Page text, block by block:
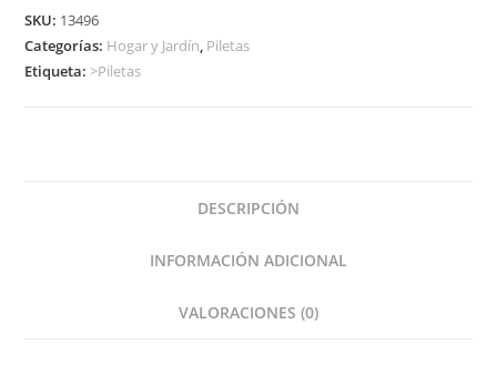
SKU: 13496
Categorías: Hogar y Jardín, Piletas
Etiqueta:>Piletas
DESCRIPCIÓN
INFORMACIÓN ADICIONAL
VALORACIONES (0)